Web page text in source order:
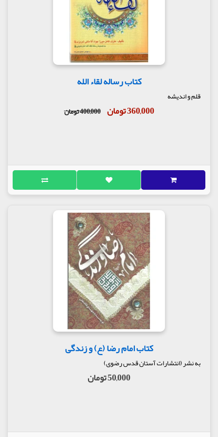
آنها هم با جزئیات اشاره شده است.
از دیگر مواردی که در کتاب رساله حقوق امام علی بن
الحسین (ع) به حقوق آنها تاکید شده است می توان به :
مال، طلب کار، مدعی، مدعی علیه، مشورت کننده و
مشاور، نصیحت خواه و نصیحت کننده، بزرگسالان،
فرزندان، مسئول، خوشحال کننده، دشمن، هم کیشان و
اقلیت های مذهبی اشاره کرد.
مولف : علی محمد حیدری نراقی
ناشر : انتشارات مهدی نراقی
کتاب رساله لقاء الله
قلم و اندیشه
360,000 تومان 400,000 تومان
کتاب امام رضا (ع) و زندگی
به نشر (انتشارات آستان قدس رضوی)
50,000 تومان